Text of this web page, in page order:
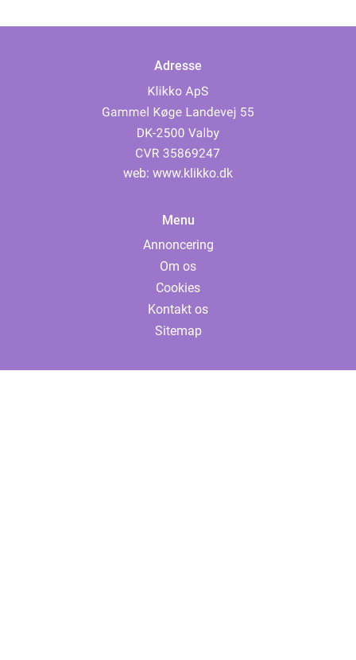
Adresse
web: www.klikko.dk
Menu
Annoncering
Om os
Cookies
Kontakt os
Sitemap